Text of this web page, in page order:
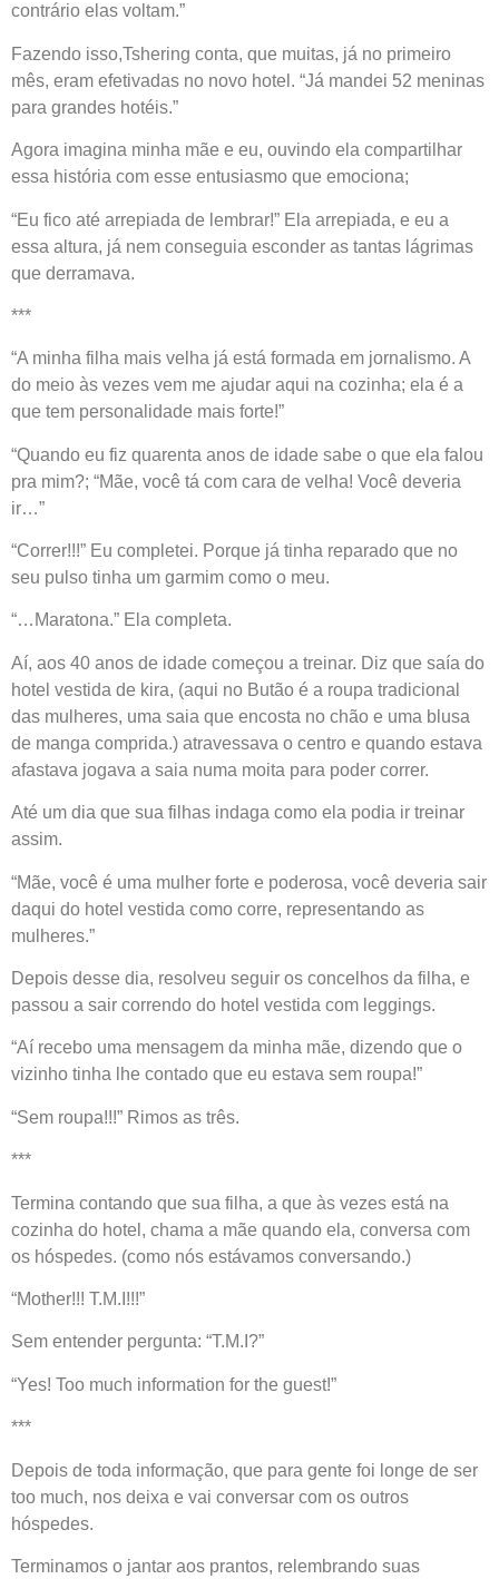
contrário elas voltam.”
Fazendo isso,Tshering conta, que muitas, já no primeiro
mês, eram efetivadas no novo hotel. “Já mandei 52 meninas
para grandes hotéis.”
Agora imagina minha mãe e eu, ouvindo ela compartilhar
essa história com esse entusiasmo que emociona;
“Eu fico até arrepiada de lembrar!” Ela arrepiada, e eu a
essa altura, já nem conseguia esconder as tantas lágrimas
que derramava.
***
“A minha filha mais velha já está formada em jornalismo. A
do meio às vezes vem me ajudar aqui na cozinha; ela é a
que tem personalidade mais forte!”
“Quando eu fiz quarenta anos de idade sabe o que ela falou
pra mim?; “Mãe, você tá com cara de velha! Você deveria
ir…”
“Correr!!!” Eu completei. Porque já tinha reparado que no
seu pulso tinha um garmim como o meu.
“…Maratona.” Ela completa.
Aí, aos 40 anos de idade começou a treinar. Diz que saía do
hotel vestida de kira, (aqui no Butão é a roupa tradicional
das mulheres, uma saia que encosta no chão e uma blusa
de manga comprida.) atravessava o centro e quando estava
afastava jogava a saia numa moita para poder correr.
Até um dia que sua filhas indaga como ela podia ir treinar
assim.
“Mãe, você é uma mulher forte e poderosa, você deveria sair
daqui do hotel vestida como corre, representando as
mulheres.”
Depois desse dia, resolveu seguir os concelhos da filha, e
passou a sair correndo do hotel vestida com leggings.
“Aí recebo uma mensagem da minha mãe, dizendo que o
vizinho tinha lhe contado que eu estava sem roupa!”
“Sem roupa!!!” Rimos as três.
***
Termina contando que sua filha, a que às vezes está na
cozinha do hotel, chama a mãe quando ela, conversa com
os hóspedes. (como nós estávamos conversando.)
“Mother!!! T.M.I!!!”
Sem entender pergunta: “T.M.I?”
“Yes! Too much information for the guest!”
***
Depois de toda informação, que para gente foi longe de ser
too much, nos deixa e vai conversar com os outros
hóspedes.
Terminamos o jantar aos prantos, relembrando suas